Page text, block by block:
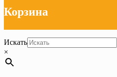
Корзина
Искать
×